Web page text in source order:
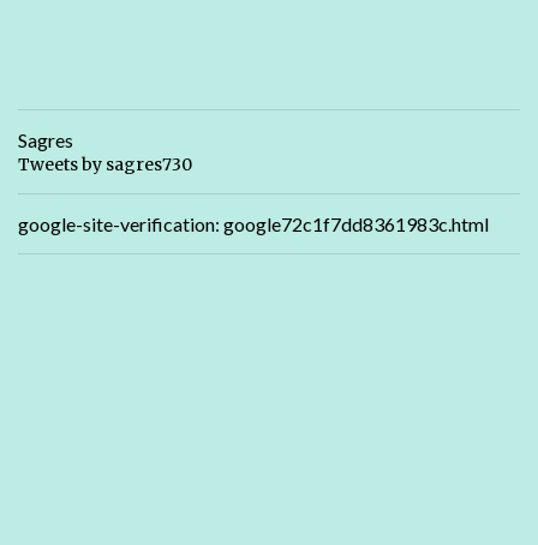
Sagres
Tweets by sagres730
google-site-verification: google72c1f7dd8361983c.html